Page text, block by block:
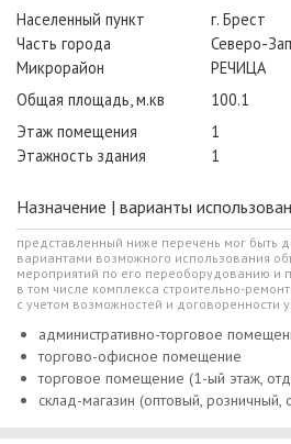
Населенный пункт
г. Брест
Часть города
Северо-
Микрорайон
РЕЧИЦА
Общая площадь, м.кв
100.1
Этаж помещения
1
Этажность здания
1
Назначение | варианты
представленный ниже перечень мог быть
вариантами возможного использования
мероприятий по его переоборудованию и
в том числе комплекса строительно-
с учетом возможностей и договоренности
административно-торговое
торгово-офисное помещение
торговое помещение (1-ый этаж,
склад-магазин (оптовый, розничный,